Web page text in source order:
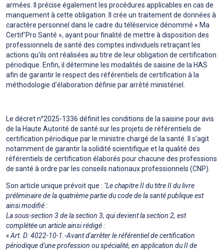
armées. Il précise également les procédures applicables en cas de
manquement à cette obligation. Il crée un traitement de données à
caractère personnel dans le cadre du téléservice dénommé « Ma
Certif'Pro Santé », ayant pour finalité de mettre à disposition des
professionnels de santé des comptes individuels retraçant les
actions qu'ils ont réalisées au titre de leur obligation de certification
périodique. Enfin, il détermine les modalités de saisine de la HAS
afin de garantir le respect des référentiels de certification à la
méthodologie d'élaboration définie par arrêté ministériel.
Le décret n°2025-1336 définit les conditions de la saisine pour avis
de la Haute Autorité de santé sur les projets de référentiels de
certification périodique par le ministre chargé de la santé. Il s'agit
notamment de garantir la solidité scientifique et la qualité des
référentiels de certification élaborés pour chacune des professions
de santé à ordre par les conseils nationaux professionnels (CNP).
Son article unique prévoit que : "Le chapitre II du titre II du livre
préliminaire de la quatrième partie du code de la santé publique est
ainsi modifié :
La sous-section 3 de la section 3, qui devient la section 2, est
complétée un article ainsi rédigé :
« Art. D. 4022-10-1.-Avant d'arrêter le référentiel de certification
périodique d'une profession ou spécialité, en application du II de